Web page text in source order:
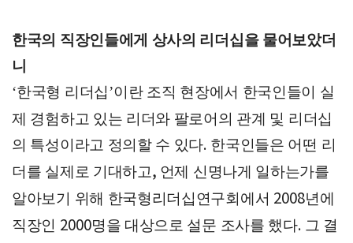
한국의 직장인들에게 상사의 리더십을 물어보았더
니
‘한국형 리더십’이란 조직 현장에서 한국인들이 실
제 경험하고 있는 리더와 팔로어의 관계 및 리더십
의 특성이라고 정의할 수 있다. 한국인들은 어떤 리
더를 실제로 기대하고, 언제 신명나게 일하는가를
알아보기 위해 한국형리더십연구회에서 2008년에
직장인 2000명을 대상으로 설문 조사를 했다. 그 결